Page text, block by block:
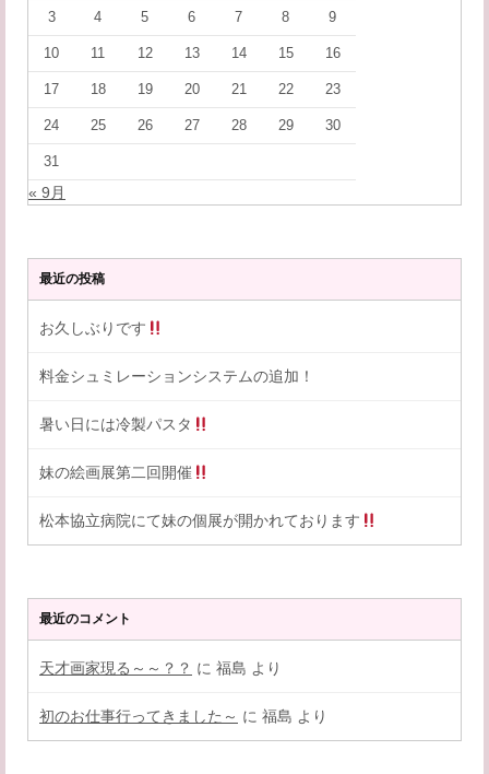
3 4 5 6 7 8 9
10 11 12 13 14 15 16
17 18 19 20 21 22 23
24 25 26 27 28 29 30
31
« 9月
最近の投稿
お久しぶりです
料金シュミレーションシステムの追加！
暑い日には冷製パスタ
妹の絵画展第二回開催
松本協立病院にて妹の個展が開かれております
最近のコメント
天才画家現る～～？？ に 福島 より
初のお仕事行ってきました～ に 福島 より